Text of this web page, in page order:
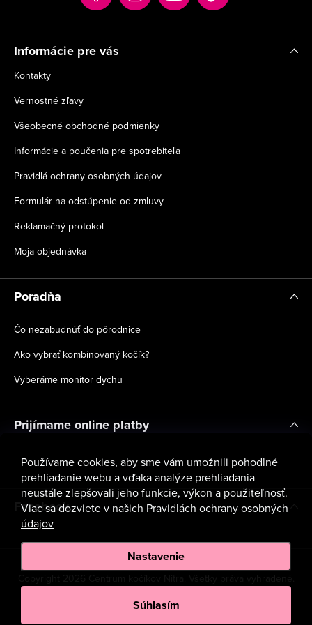
Používame cookies, aby sme vám umožnili pohodlné
prehliadanie webu a vďaka analýze prehliadania
neustále zlepšovali jeho funkcie, výkon a použiteľnosť.
Viac sa dozviete v našich Pravidlách ochrany osobných
údajov
Nastavenie
Súhlasím
e
Informácie pre vás
Kontakty
Vernostné zľavy
Všeobecné obchodné podmienky
Informácie a poučenia pre spotrebiteľa
Pravidlá ochrany osobných údajov
Formulár na odstúpenie od zmluvy
Reklamačný protokol
Moja objednávka
Poradňa
Čo nezabudnúť do pôrodnice
Ako vybrať kombinovaný kočík?
Vyberáme monitor dychu
Prijímame online platby
Facebook